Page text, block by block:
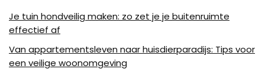
Je tuin hondveilig maken: zo zet je je buitenruimte
effectief af
Van appartementsleven naar huisdierparadijs: Tips voor
een veilige woonomgeving